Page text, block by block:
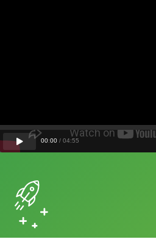
00:00 / 04:55